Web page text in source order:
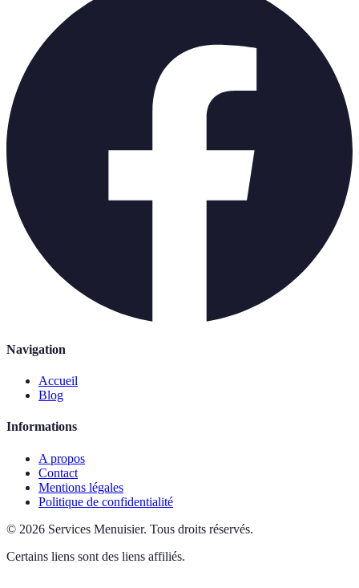
Navigation
Accueil
Blog
Informations
A propos
Contact
Mentions légales
Politique de confidentialité
© 2026 Services Menuisier. Tous droits réservés.
Certains liens sont des liens affiliés.